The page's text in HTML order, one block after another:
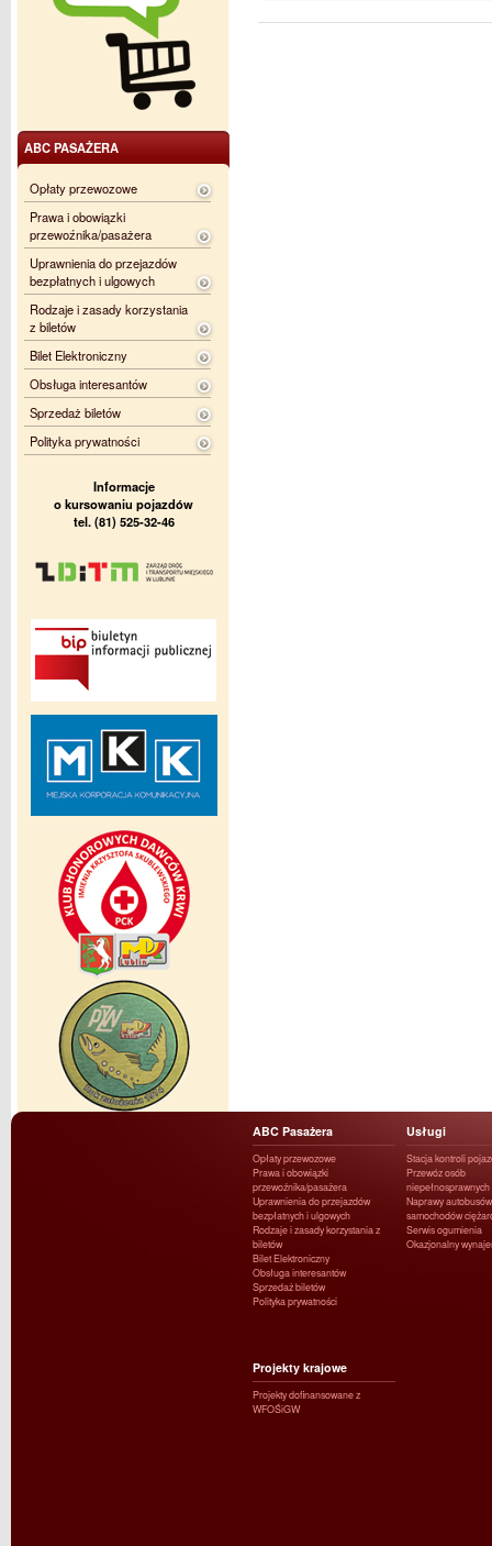
ABC PASAŻERA
Opłaty przewozowe
Prawa i obowiązki
przewoźnika/pasażera
Uprawnienia do przejazdów
bezpłatnych i ulgowych
Rodzaje i zasady korzystania
z biletów
Bilet Elektroniczny
Obsługa interesantów
Sprzedaż biletów
Polityka prywatności
Informacje
o kursowaniu pojazdów
tel. (81) 525-32-46
ABC Pasażera
Opłaty przewozowe
Prawa i obowiązki
przewoźnika/pasażera
Uprawnienia do przejazdów
bezpłatnych i ulgowych
Rodzaje i zasady korzystania z
biletów
Bilet Elektroniczny
Obsługa interesantów
Sprzedaż biletów
Polityka prywatności
Usługi
Stacja kontroli
Przewóz osób
niepełnosprawnych
Naprawy
samochodów
Serwis ogumienia
Okazjonalny
Projekty krajowe
Projekty dofinansowane z
WFOŚiGW